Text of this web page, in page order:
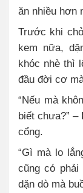
ăn nhiều hơn
Trước khi
kem nữa,
khóc nhè thì
đầu đời cơ
“Nếu mà
biết chưa?”
cổng.
“Gì mà lo
cũng có phải
dặn dò mà